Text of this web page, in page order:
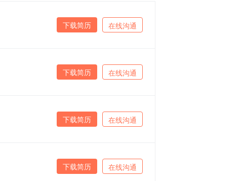
在线沟通
下载简历
在线沟通
下载简历
在线沟通
下载简历
在线沟通
下载简历